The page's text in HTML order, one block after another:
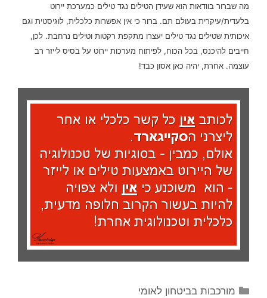
מה שברור בוודאות הוא שעידן הטילים נגד טילים כמערכת יירוט
בלעדית/עיקרית בעולם תם. ברור כי אין אפשרות כלכלית, לוגיסטית וגם
איכותית שטילים נגד טילים יעצרו מתקפת רקטות וטילים נרחבת. לכן,
חייבים להיכנס, בכל הכוח, לפיתוח מערכות יירוט על בסיס לייזר רב
עוצמה. אחרת, יהיה כאן אסון כבד!
קטגוריות
מורכבות בביטחון לאומי